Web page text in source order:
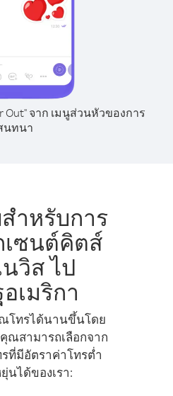
Out" จาก เมนูส่วนหัวของการ
นทนา
ำหรับการ
เซนต์คิตส์
วิส ไป
เมริกา
โทรได้นานขึ้นโดย
ณสามารถเลือกจาก
ที่มีอัตราค่าโทรต่ำ
นได้ของเรา: